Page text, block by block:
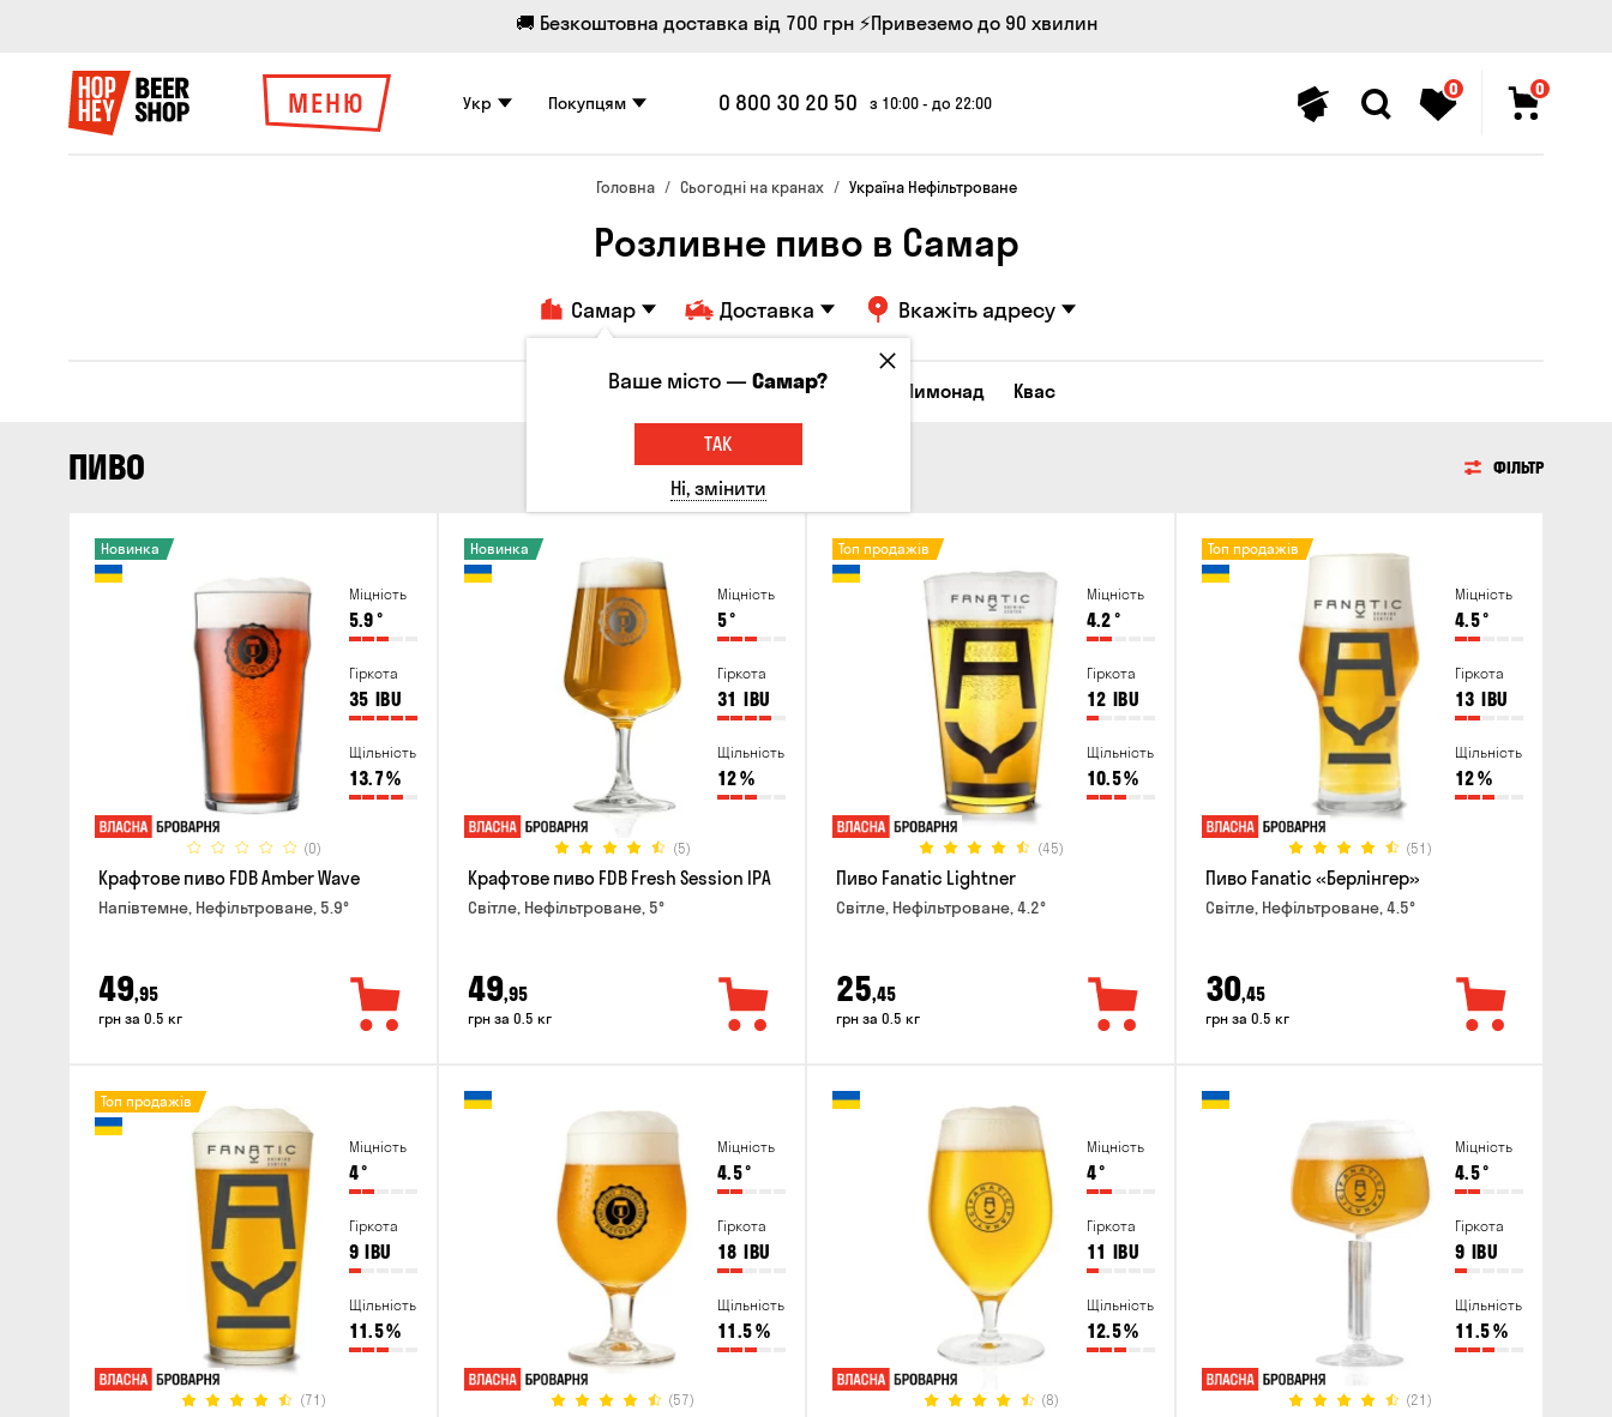
🚚 Безкоштовна доставка від 700 грн ⚡Привеземо до 90 хвилин
МЕНЮ Укр Покупцям 0 800 30 20 50 з 10:00 - до 22:00
0 0
Головна Сьогодні на кранах Україна Нефільтроване
Розливне пиво в Самар
Самар Доставка Вкажіть адресу
Всі товари Пиво Сидр Лимонад Квас
ПИВО ФІЛЬТР
Міцність
5.9°
Гіркота
35 IBU
Щільність
13.7%
(0)
Новинка
Крафтове пиво FDB Amber Wave
Напівтемне, Нефільтроване, 5.9°
49,95
грн за 0.5 кг
Міцність
5°
Гіркота
31 IBU
Щільність
12%
(5)
Новинка
Крафтове пиво FDB Fresh Session IPA
Світле, Нефільтроване, 5°
49,95
грн за 0.5 кг
Міцність
4.2°
Гіркота
12 IBU
Щільність
10.5%
(45)
Топ продажів
Пиво Fanatic Lightner
Світле, Нефільтроване, 4.2°
25,45
грн за 0.5 кг
Міцність
4.5°
Гіркота
13 IBU
Щільність
12%
(51)
Топ продажів
Пиво Fanatic «Берлінгер»
Світле, Нефільтроване, 4.5°
30,45
грн за 0.5 кг
Міцність
4°
Гіркота
9 IBU
Щільність
11.5%
(71)
Топ продажів
Міцність
4.5°
Гіркота
18 IBU
Щільність
11.5%
(57)
Міцність
4°
Гіркота
11 IBU
Щільність
12.5%
(8)
Міцність
4.5°
Гіркота
9 IBU
Щільність
11.5%
(21)
Ваше місто —Самар?
ТАК
Ні, змінити